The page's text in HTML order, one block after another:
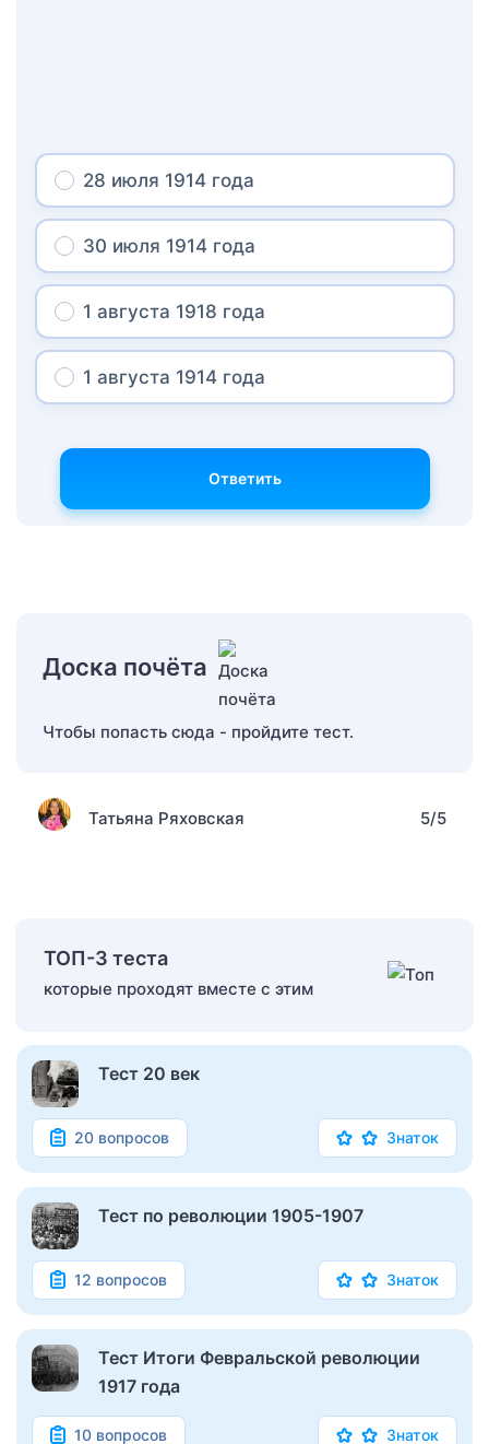
28 июля 1914 года
30 июля 1914 года
1 августа 1918 года
1 августа 1914 года
Ответить
Доска почёта
Чтобы попасть сюда - пройдите тест.
Татьяна Ряховская 5/5
ТОП-3 теста
которые проходят вместе с этим
Тест 20 век
20 вопросов Знаток
Тест по революции 1905-1907
12 вопросов Знаток
Тест Итоги Февральской революции
1917 года
10 вопросов Знаток